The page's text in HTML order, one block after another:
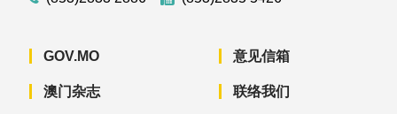
GOV.MO
澳门杂志
意见信箱
联络我们